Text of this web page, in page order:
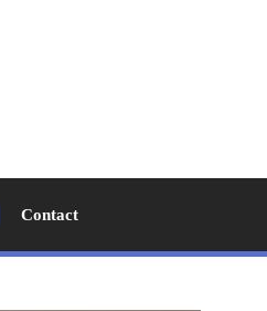
Contact